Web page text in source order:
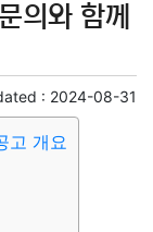
블록체인
인테리어
츠 사진
의와 함께
: 2024-08-31
고 개요